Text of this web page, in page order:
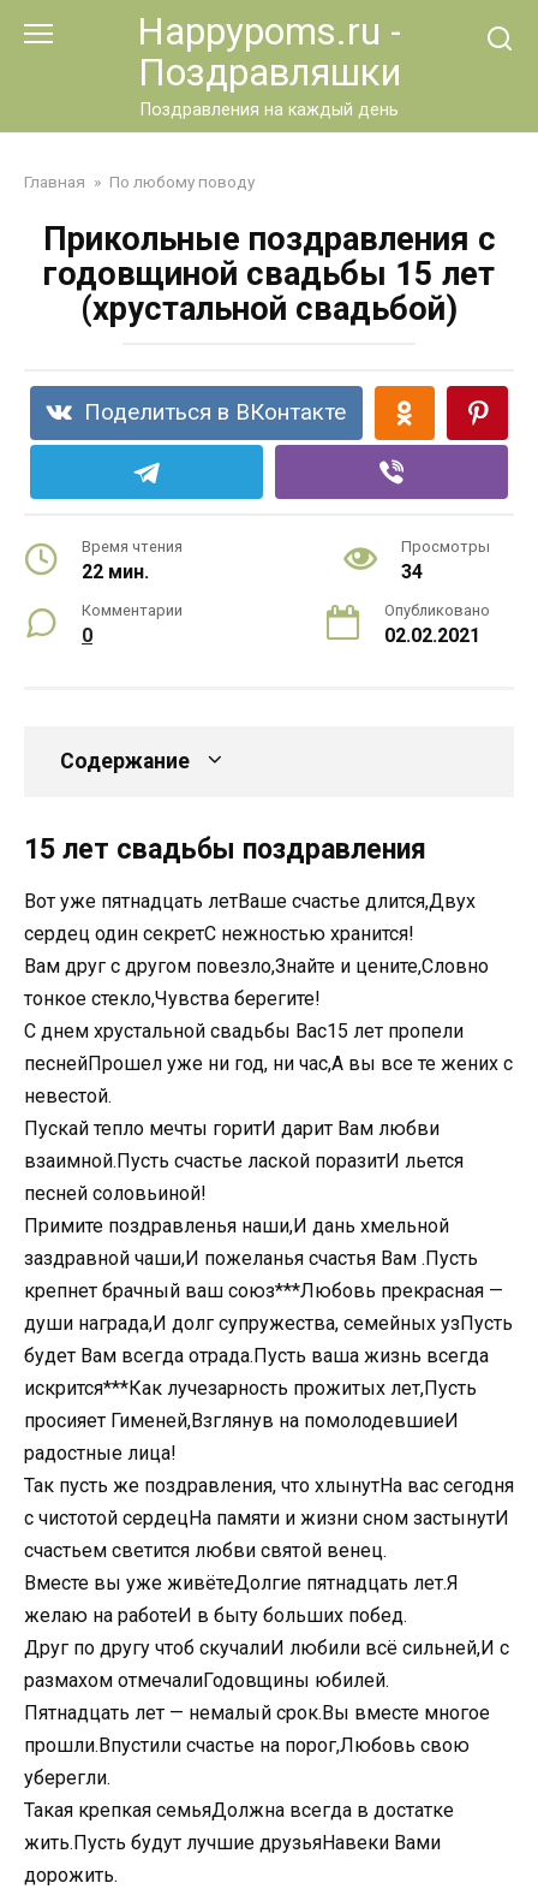
Happypoms.ru -
Поздравляшки
Поздравления на каждый день
Главная » По любому поводу
Прикольные поздравления с
годовщиной свадьбы 15 лет
(хрустальной свадьбой)
Поделиться в ВКонтакте
Время чтения
22 мин.
Просмотры
34
Комментарии
0
Опубликовано
02.02.2021
Содержание
15 лет свадьбы поздравления
Вот уже пятнадцать летВаше счастье длится,Двух
сердец один секретС нежностью хранится!
Вам друг с другом повезло,Знайте и цените,Словно
тонкое стекло,Чувства берегите!
С днем хрустальной свадьбы Вас15 лет пропели
песнейПрошел уже ни год, ни час,А вы все те жених с
невестой.
Пускай тепло мечты горитИ дарит Вам любви
взаимной.Пусть счастье лаской поразитИ льется
песней соловьиной!
Примите поздравленья наши,И дань хмельной
заздравной чаши,И пожеланья счастья Вам .Пусть
крепнет брачный ваш союз***Любовь прекрасная —
души награда,И долг супружества, семейных узПусть
будет Вам всегда отрада.Пусть ваша жизнь всегда
искрится***Как лучезарность прожитых лет,Пусть
просияет Гименей,Взглянув на помолодевшиеИ
радостные лица!
Так пусть же поздравления, что хлынутНа вас сегодня
с чистотой сердецНа памяти и жизни сном застынутИ
счастьем светится любви святой венец.
Вместе вы уже живётеДолгие пятнадцать лет.Я
желаю на работеИ в быту больших побед.
Друг по другу чтоб скучалиИ любили всё сильней,И с
размахом отмечалиГодовщины юбилей.
Пятнадцать лет — немалый срок.Вы вместе многое
прошли.Впустили счастье на порог,Любовь свою
уберегли.
Такая крепкая семьяДолжна всегда в достатке
жить.Пусть будут лучшие друзьяНавеки Вами
дорожить.